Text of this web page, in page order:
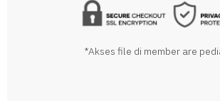
*Akses file di member are